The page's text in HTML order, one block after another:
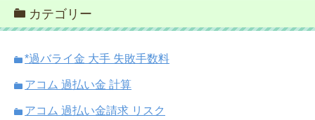
カテゴリー
*過バライ金 大手 失敗手数料
アコム 過払い金 計算
アコム 過払い金請求 リスク